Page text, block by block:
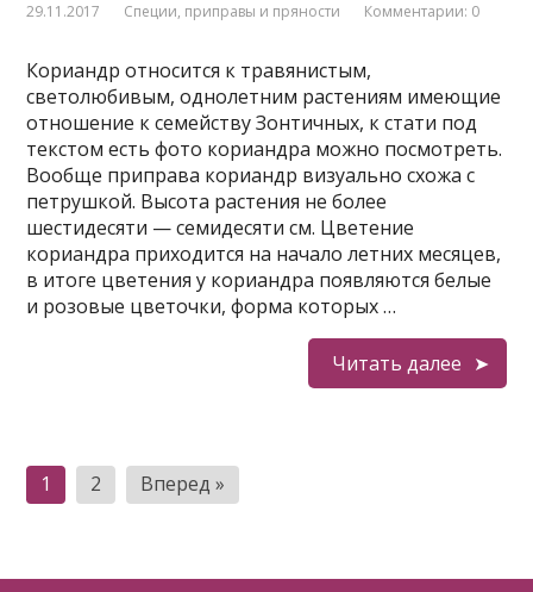
29.11.2017 Специи, приправы и пряности Комментарии: 0
Кориандр относится к травянистым,
светолюбивым, однолетним растениям имеющие
отношение к семейству Зонтичных, к стати под
текстом есть фото кориандра можно посмотреть.
Вообще приправа кориандр визуально схожа с
петрушкой. Высота растения не более
шестидесяти — семидесяти см. Цветение
кориандра приходится на начало летних месяцев,
в итоге цветения у кориандра появляются белые
и розовые цветочки, форма которых …
Читать далее
Пагинация
записей
1 2 Вперед »